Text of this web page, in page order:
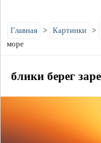
Главная > Картинки >
море
блики берег